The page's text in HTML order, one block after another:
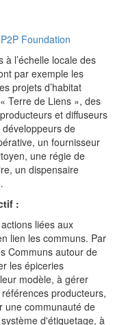
Foundation
l’échelle locale des
par exemple les
projets d’habitat
Terre de Liens », des
et diffuseurs
de
un fournisseur
une régie de
un dispensaire
:
liées aux
lien les communs. Par
Communs autour de
les épiceries
modèle, à gérer
producteurs,
une communauté de
d'étiquetage, à